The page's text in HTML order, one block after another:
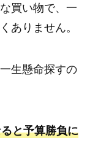
買い物で、一
ありません。
生懸命探すの
と予算勝負に